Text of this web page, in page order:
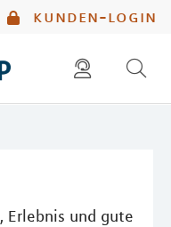
kunden-login
Erlebnis und gute